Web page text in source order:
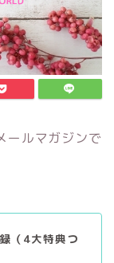
ールマガジンで
（4大特典つ